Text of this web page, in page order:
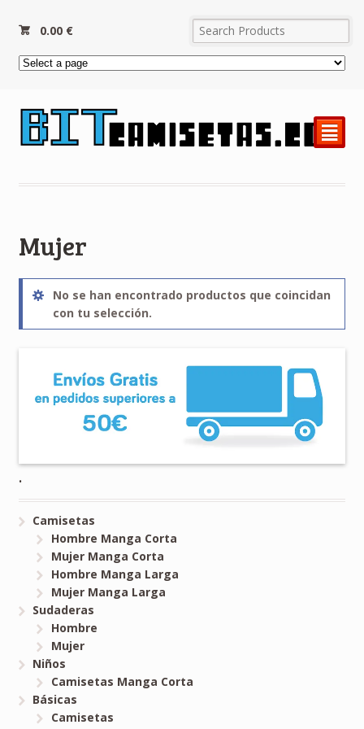
0.00 €
²
Mujer
No se han encontrado productos que coincidan
con tu selección.
.
Camisetas
Hombre Manga Corta
Mujer Manga Corta
Hombre Manga Larga
Mujer Manga Larga
Sudaderas
Hombre
Mujer
Niños
Camisetas Manga Corta
Básicas
Camisetas